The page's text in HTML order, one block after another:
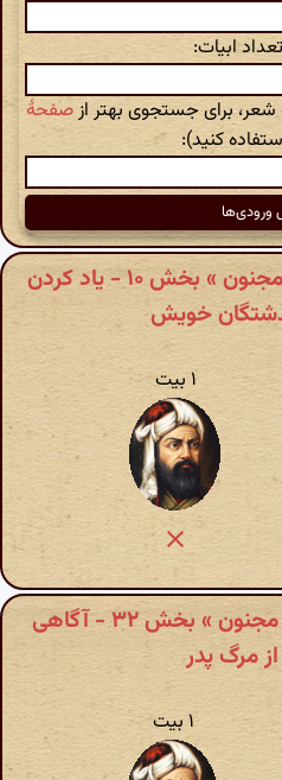
ابیات:
برای جستجوی بهتر ازصفحهٔ
کنید):
نظامی » خمسه » لیلی و مجنون » بخش ۱۰ - یاد کردن
خویش
۱ بیت
نظامی » خمسه » لیلی و مجنون » بخش ۳۲ - آگاهی
مرگ پدر
۱ بیت